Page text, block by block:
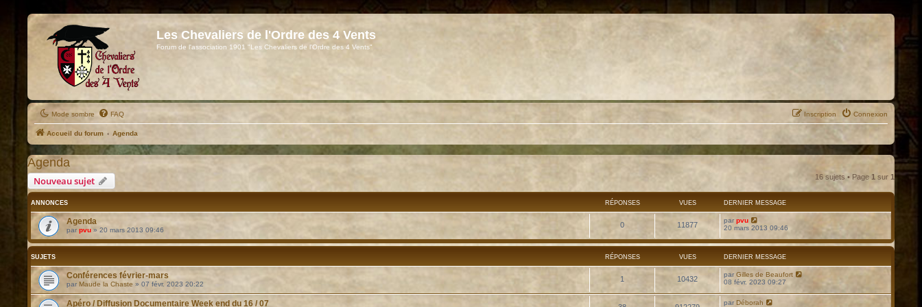
Les Chevaliers de l'Ordre des 4 Vents
Forum de l'association 1901 "Les Chevaliers de l'Ordre des 4 Vents"
Mode sombre FAQ Connexion
Inscription
Accueil du forum Agenda
Agenda
Nouveau sujet 16 sujets • Page 1 sur 1
ANNONCES RÉPONSES VUES DERNIER MESSAGE
Agenda
par pvu » 20 mars 2013 09:46
0 11877
par pvu
20 mars 2013 09:46
SUJETS RÉPONSES VUES DERNIER MESSAGE
Conférences février-mars
par Maude la Chaste » 07 févr. 2023 20:22
1 10432
par Gilles de Beaufort
08 févr. 2023 09:27
Apéro / Diffusion Documentaire Week end du 16 / 07 par Déborah